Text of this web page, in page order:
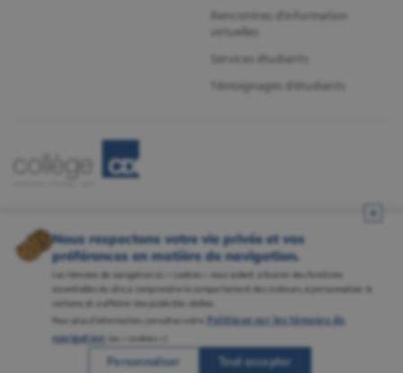
Rencontres d'information
virtuelles
Services étudiants
Témoignages d'étudiants
Mentions légales Politique de confidentialité•Gestion des témoins•Carrières
Tous droits réservés ® Collège CDI, Inc.
Nous respectons votre vie privée et vos
préférences en matière de navigation.
Les témoins de navigation ou « cookies » nous aident à fournir des fonctions
essentielles du site, à comprendre le comportement des visiteurs, à personnaliser le
contenu et à afficher des publicités ciblées.
Pour plus d’information, consultez notre Politique sur les témoins de
navigation (ou « cookies »).
Personnaliser Tout accepter